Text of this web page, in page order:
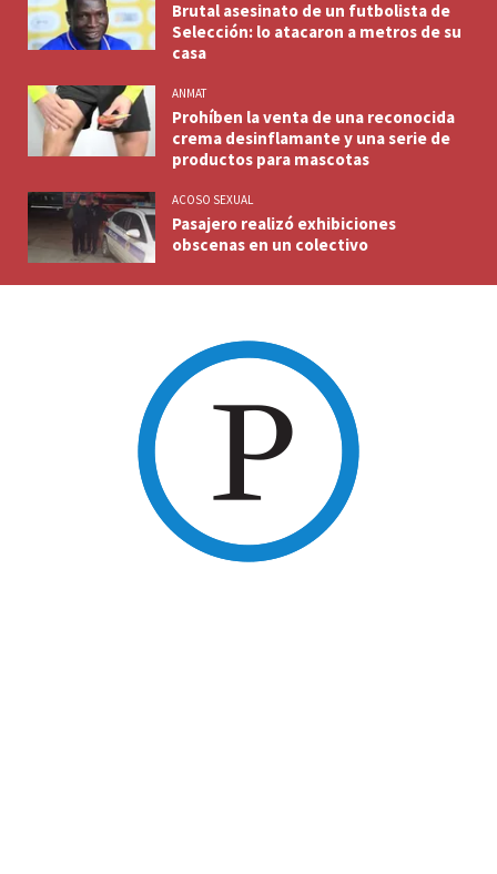
Brutal asesinato de un futbolista de
Selección: lo atacaron a metros de su
casa
ANMAT
Prohíben la venta de una reconocida
crema desinflamante y una serie de
productos para mascotas
ACOSO SEXUAL
Pasajero realizó exhibiciones
obscenas en un colectivo